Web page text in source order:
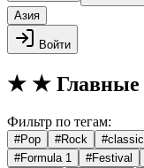
Азия
Войти
★ ★ Главные
Фильтр по тегам:
#Pop #Rock #classic
#Formula 1 #Festival